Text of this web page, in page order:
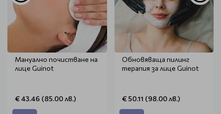
Мануално почистване на
лице Guinot
€ 43.46 (85.00 лв.)
Обновяваща пилинг
терапия за лице Guinot
€ 50.11 (98.00 лв.)